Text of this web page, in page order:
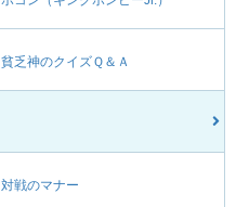
貧乏神のクイズＱ＆Ａ
対戦のマナー